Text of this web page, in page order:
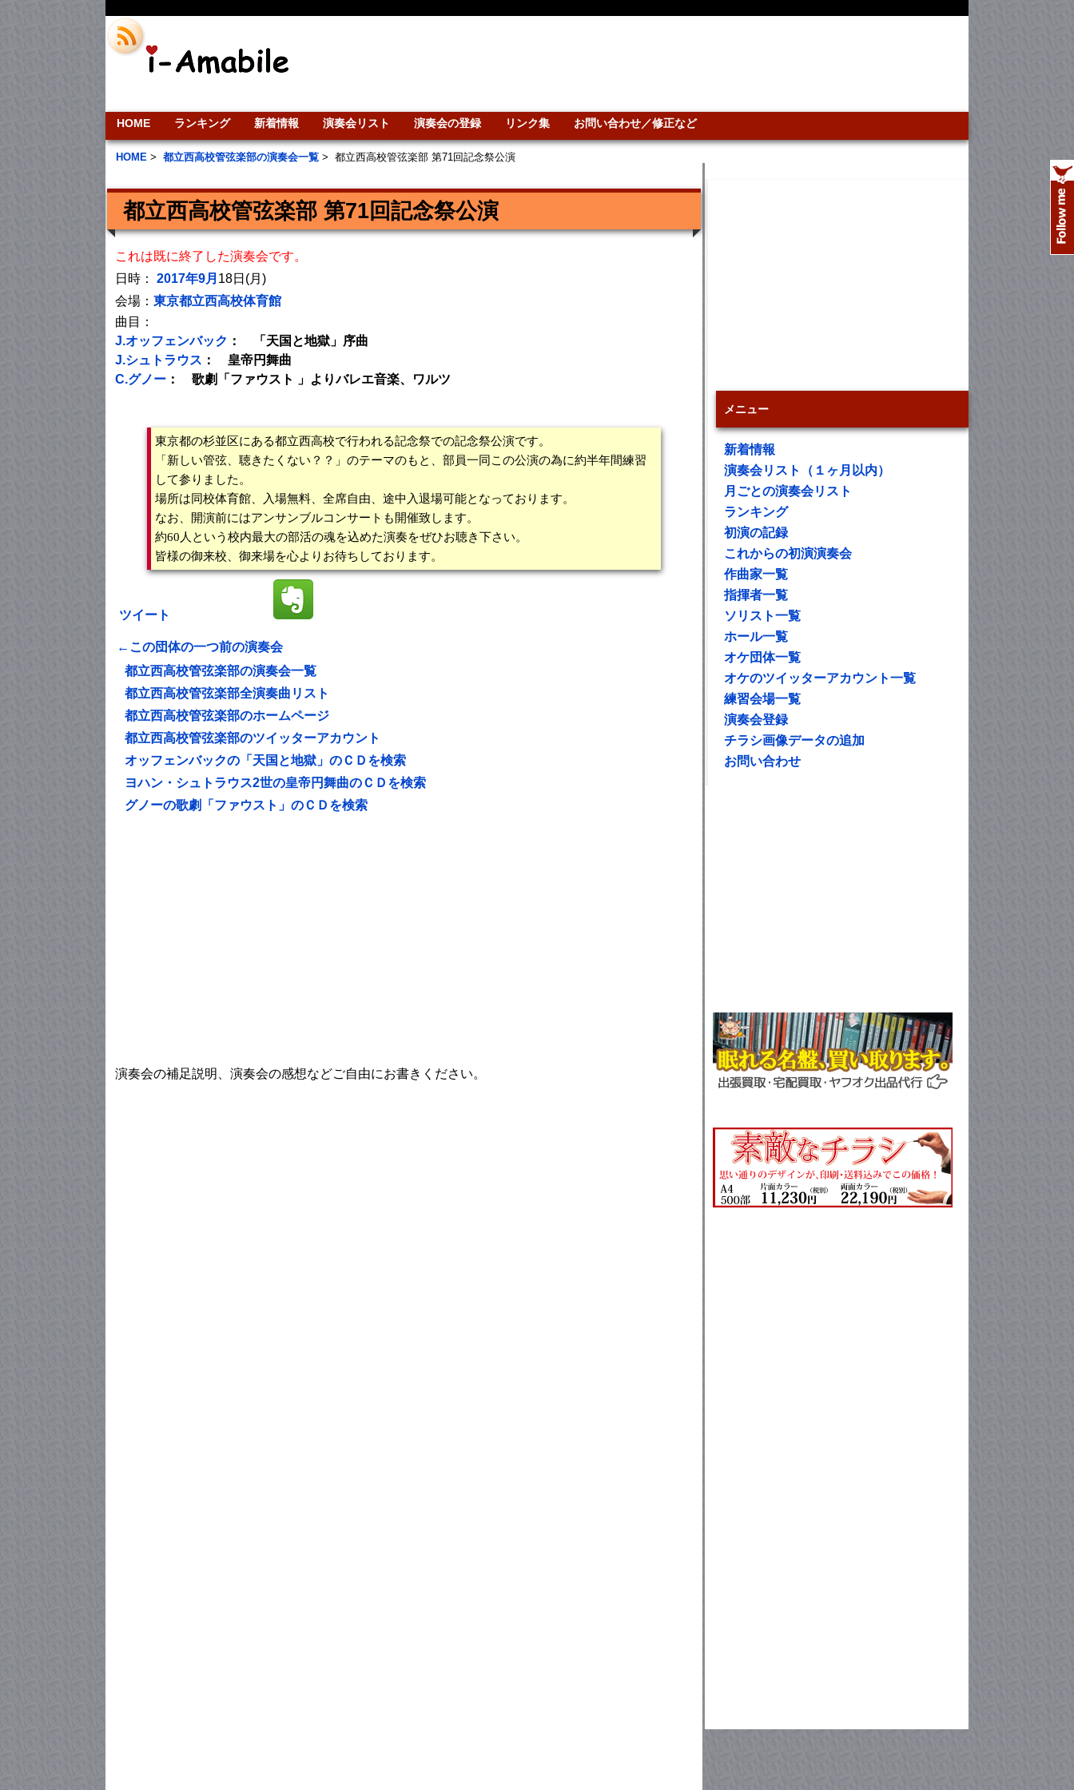
HOME ランキング 新着情報 演奏会リスト 演奏会の登録 リンク集 お問い合わせ／修正など
HOME > 都立西高校管弦楽部の演奏会一覧 > 都立西高校管弦楽部 第71回記念祭公演
都立西高校管弦楽部 第71回記念祭公演
これは既に終了した演奏会です。
日時： 2017年9月 18日(月)
会場： 東京都立西高校体育館
曲目：
J.オッフェンバック ： 「天国と地獄」序曲
J.シュトラウス ： 皇帝円舞曲
C.グノー ： 歌劇「ファウスト 」よりバレエ音楽、ワルツ
東京都の杉並区にある都立西高校で行われる記念祭での記念祭公演です。
「新しい管弦、聴きたくない？？」のテーマのもと、部員一同この公演の為に約半年間練習
して参りました。
場所は同校体育館、入場無料、全席自由、途中入退場可能となっております。
なお、開演前にはアンサンブルコンサートも開催致します。
約60人という校内最大の部活の魂を込めた演奏をぜひお聴き下さい。
皆様の御来校、御来場を心よりお待ちしております。
ツイート
←この団体の一つ前の演奏会
都立西高校管弦楽部の演奏会一覧
都立西高校管弦楽部全演奏曲リスト
都立西高校管弦楽部のホームページ
都立西高校管弦楽部のツイッターアカウント
オッフェンバックの「天国と地獄」のＣＤを検索
ヨハン・シュトラウス2世の皇帝円舞曲のＣＤを検索
グノーの歌劇「ファウスト」のＣＤを検索
演奏会の補足説明、演奏会の感想などご自由にお書きください。
メニュー
新着情報
演奏会リスト（１ヶ月以内）
月ごとの演奏会リスト
ランキング
初演の記録
これからの初演演奏会
作曲家一覧
指揮者一覧
ソリスト一覧
ホール一覧
オケ団体一覧
オケのツイッターアカウント一覧
練習会場一覧
演奏会登録
チラシ画像データの追加
お問い合わせ